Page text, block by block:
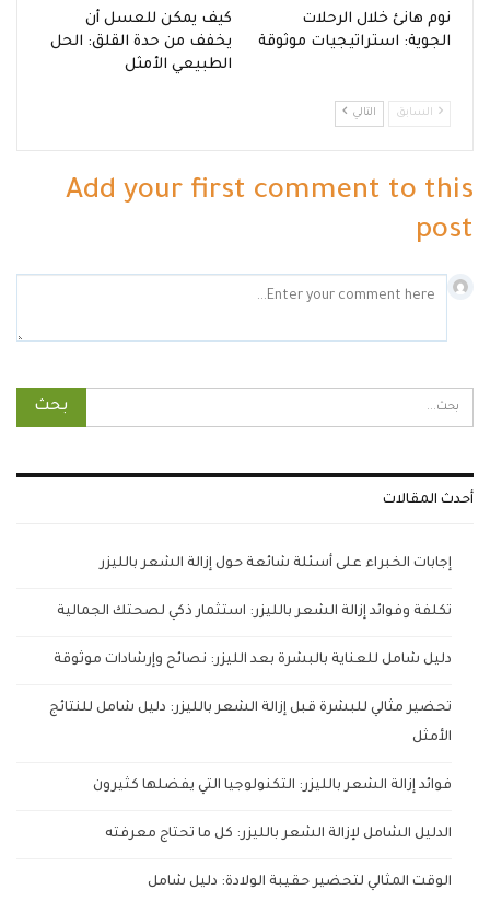
نوم هانئ خلال الرحلات
الجوية: استراتيجيات موثوقة
كيف يمكن للعسل أن
يخفف من حدة القلق: الحل
الطبيعي الأمثل
السابق التالي
Add your first comment to this
post
أحدث المقالات
إجابات الخبراء على أسئلة شائعة حول إزالة الشعر بالليزر
تكلفة وفوائد إزالة الشعر بالليزر: استثمار ذكي لصحتك الجمالية
دليل شامل للعناية بالبشرة بعد الليزر: نصائح وإرشادات موثوقة
تحضير مثالي للبشرة قبل إزالة الشعر بالليزر: دليل شامل للنتائج
الأمثل
فوائد إزالة الشعر بالليزر: التكنولوجيا التي يفضلها كثيرون
الدليل الشامل لإزالة الشعر بالليزر: كل ما تحتاج معرفته
الوقت المثالي لتحضير حقيبة الولادة: دليل شامل